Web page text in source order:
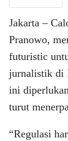
Jakarta –
Pranowo,
futuristic
jurnalistik di
ini
turut
“Regulasi